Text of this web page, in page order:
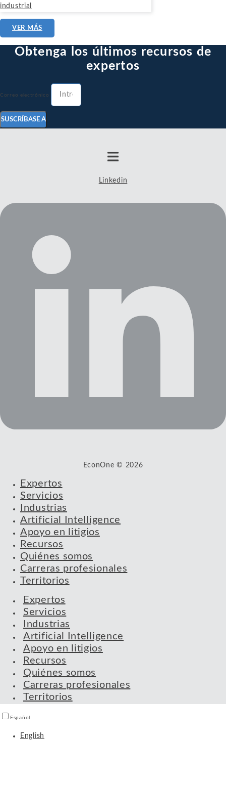
industrial
VER MÁS
Obtenga los últimos recursos de
expertos
Correo electrónico
SUSCRÍBASE A
Linkedin
EconOne © 2026
Expertos
Servicios
Industrias
Artificial Intelligence
Apoyo en litigios
Recursos
Quiénes somos
Carreras profesionales
Territorios
Expertos
Servicios
Industrias
Artificial Intelligence
Apoyo en litigios
Recursos
Quiénes somos
Carreras profesionales
Territorios
Español
English